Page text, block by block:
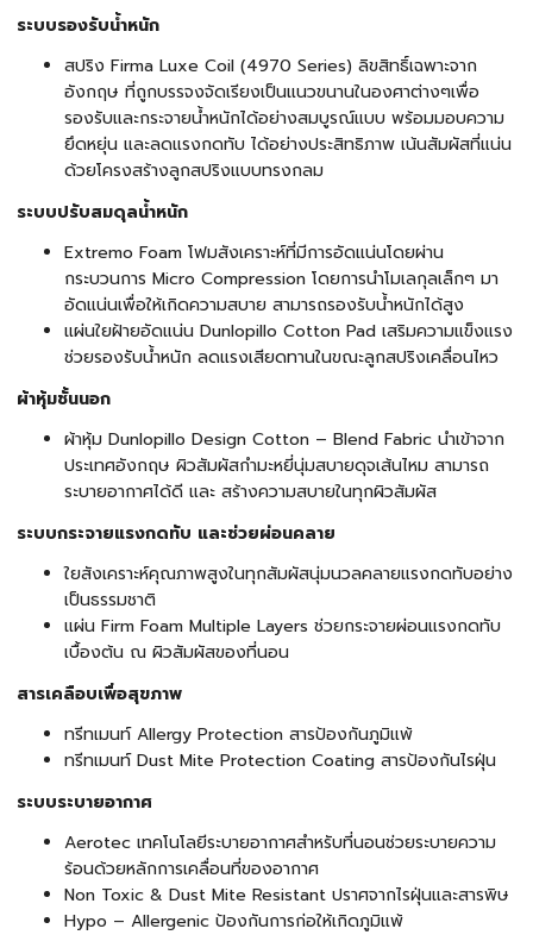
ระบบรองรับน้ำหนัก
สปริง Firma Luxe Coil (4970 Series) ลิขสิทธิ์เฉพาะจาก
อังกฤษ ที่ถูกบรรจงจัดเรียงเป็นแนวขนานในองศาต่างๆเพื่อ
รองรับและกระจายน้ำหนักได้อย่างสมบูรณ์แบบ พร้อมมอบความ
ยึดหยุ่น และลดแรงกดทับ ได้อย่างประสิทธิภาพ เน้นสัมผัสที่แน่น
ด้วยโครงสร้างลูกสปริงแบบทรงกลม
ระบบปรับสมดุลน้ำหนัก
Extremo Foam โฟมสังเคราะห์ที่มีการอัดแน่นโดยผ่าน
กระบวนการ Micro Compression โดยการนำโมเลกุลเล็กๆ มา
อัดแน่นเพื่อให้เกิดความสบาย สามารถรองรับน้ำหนักได้สูง
แผ่นใยฝ้ายอัดแน่น Dunlopillo Cotton Pad เสริมความแข็งแรง
ช่วยรองรับน้ำหนัก ลดแรงเสียดทานในขณะลูกสปริงเคลื่อนไหว
ผ้าหุ้มชั้นนอก
ผ้าหุ้ม Dunlopillo Design Cotton – Blend Fabric นำเข้าจาก
ประเทศอังกฤษ ผิวสัมผัสกำมะหยี่นุ่มสบายดุจเส้นไหม สามารถ
ระบายอากาศได้ดี และ สร้างความสบายในทุกผิวสัมผัส
ระบบกระจายแรงกดทับ และช่วยผ่อนคลาย
ใยสังเคราะห์คุณภาพสูงในทุกสัมผัสนุ่มนวลคลายแรงกดทับอย่าง
เป็นธรรมชาติ
แผ่น Firm Foam Multiple Layers ช่วยกระจายผ่อนแรงกดทับ
เบื้องต้น ณ ผิวสัมผัสของที่นอน
สารเคลือบเพื่อสุขภาพ
ทรีทเมนท์ Allergy Protection สารป้องกันภูมิแพ้
ทรีทเมนท์ Dust Mite Protection Coating สารป้องกันไรฝุ่น
ระบบระบายอากาศ
Aerotec เทคโนโลยีระบายอากาศสำหรับที่นอนช่วยระบายความ
ร้อนด้วยหลักการเคลื่อนที่ของอากาศ
Non Toxic & Dust Mite Resistant ปราศจากไรฝุ่นและสารพิษ
Hypo – Allergenic ป้องกันการก่อให้เกิดภูมิแพ้